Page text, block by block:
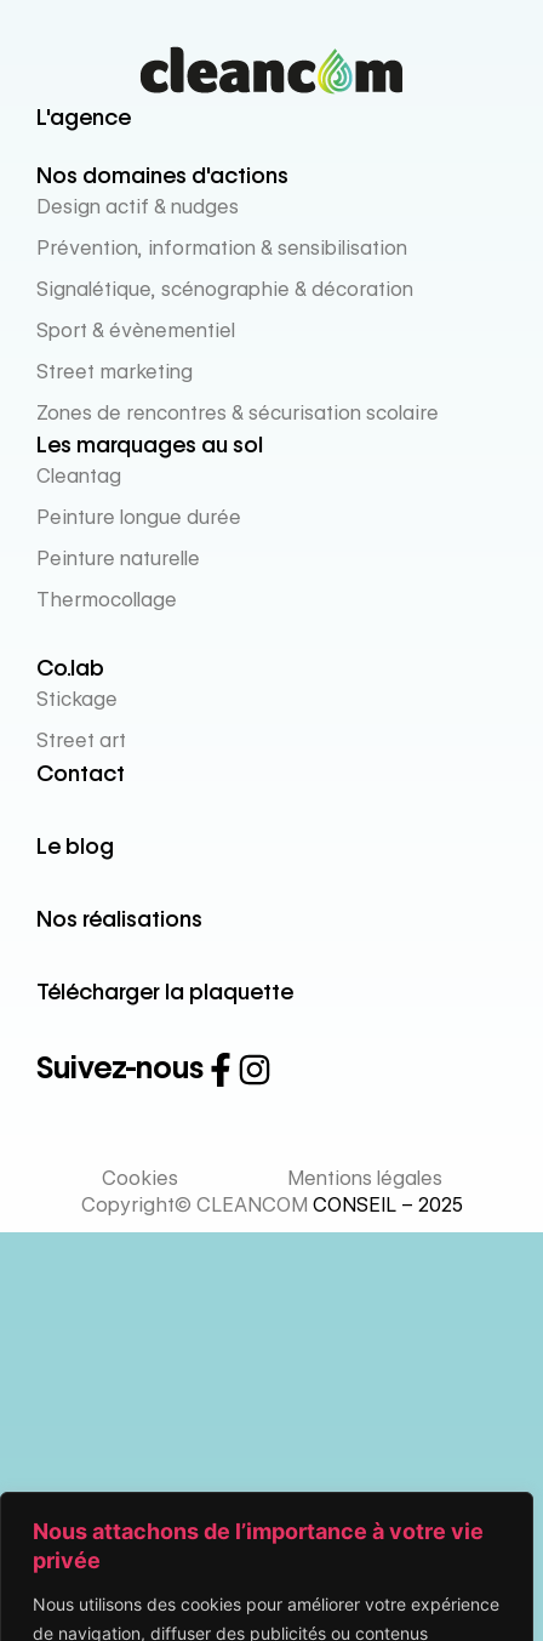
Nous attachons de l’importance à votre vie
privée
Nous utilisons des cookies pour améliorer votre expérience
de navigation, diffuser des publicités ou contenus
L'agence
Nos domaines d'actions
Design actif & nudges
Prévention, information & sensibilisation
Signalétique, scénographie & décoration
Sport & évènementiel
Street marketing
Zones de rencontres & sécurisation scolaire
Les marquages au sol
Cleantag
Peinture longue durée
Peinture naturelle
Thermocollage
Co.lab
Stickage
Street art
Contact
Le blog
Nos réalisations
Télécharger la plaquette
Suivez-nous
Cookies
Mentions légales
Copyright© CLEANCOM CONSEIL – 2025